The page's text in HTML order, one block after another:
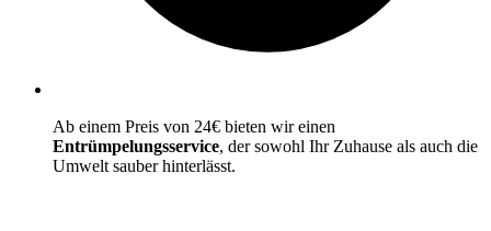
Ab einem Preis von 24€ bieten wir einen
Entrümpelungsservice, der sowohl Ihr Zuhause als auch die
Umwelt sauber hinterlässt.